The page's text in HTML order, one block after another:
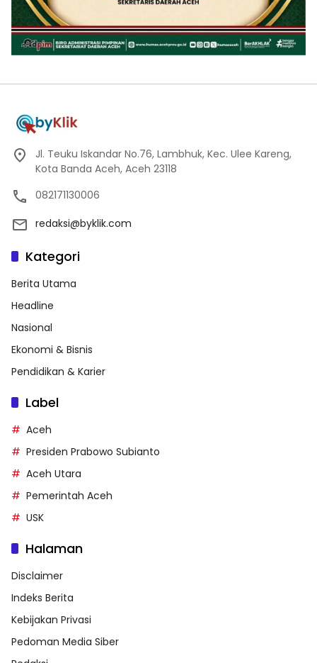
Jl. Teuku Iskandar No.76, Lambhuk, Kec. Ulee Kareng,
Kota Banda Aceh, Aceh 23118
082171130006
redaksi@byklik.com
Kategori
Berita Utama
Headline
Nasional
Ekonomi & Bisnis
Pendidikan & Karier
Label
Aceh
Presiden Prabowo Subianto
Aceh Utara
Pemerintah Aceh
USK
Halaman
Disclaimer
Indeks Berita
Kebijakan Privasi
Pedoman Media Siber